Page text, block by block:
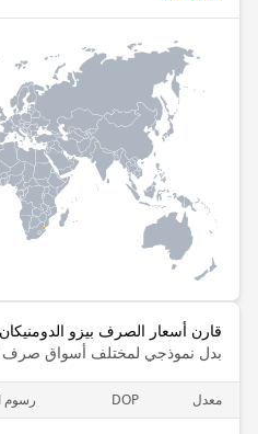
قارن أسعار الصرف بيزو
بدل نموذجي لمختلف أسواق صرف
معدل DOP رسوم